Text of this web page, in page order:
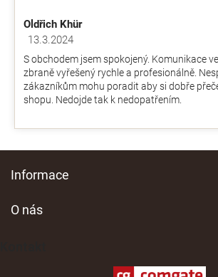
Oldřich Khür
Hodnocení obchodu je 5 z 5 hvězdiček.
13.3.2024
S obchodem jsem spokojený. Komunikace
zbraně vyřešený rychle a profesionálně.
zákazníkům mohu poradit aby si dobře
shopu. Nedojde tak k nedopatřením.
Informace
O nás